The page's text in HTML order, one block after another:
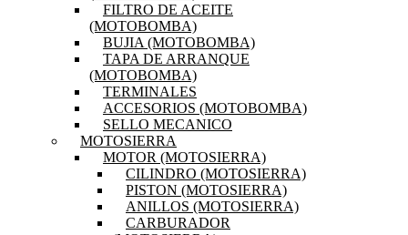
FILTRO DE ACEITE
(MOTOBOMBA)
BUJIA (MOTOBOMBA)
TAPA DE ARRANQUE
(MOTOBOMBA)
TERMINALES
ACCESORIOS (MOTOBOMBA)
SELLO MECANICO
MOTOSIERRA
MOTOR (MOTOSIERRA)
CILINDRO (MOTOSIERRA)
PISTON (MOTOSIERRA)
ANILLOS (MOTOSIERRA)
CARBURADOR